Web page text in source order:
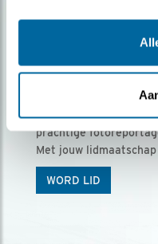
Ontvang 5 x
Vogels is het
prachtige
Met jouw
WORD LID